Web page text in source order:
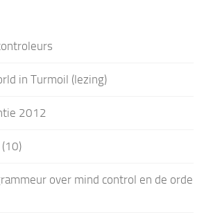
in Turmoil (lezing)
2012
over mind control en de orde